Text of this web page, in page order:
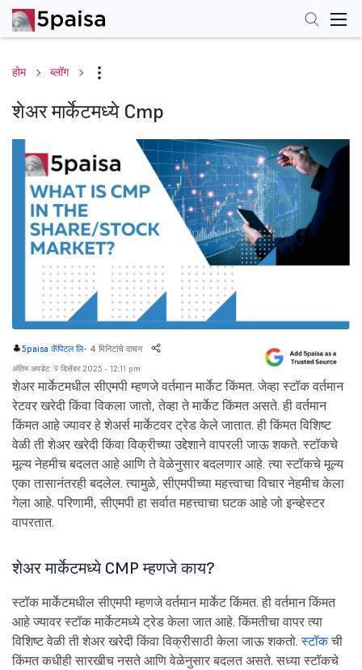
होम ब्लॉग
शेअर मार्केटमध्ये Cmp
5paisa कॅपिटल लि- 4 मिनिटांचे वाचन
अंतिम अपडेट: 9 डिसेंबर 2025 - 12:11 pm
शेअर मार्केटमधील सीएमपी म्हणजे वर्तमान मार्केट किंमत. जेव्हा स्टॉक वर्तमान
रेटवर खरेदी किंवा विकला जातो, तेव्हा ते मार्केट किंमत असते. ही वर्तमान
किंमत आहे ज्यावर हे शेअर्स मार्केटवर ट्रेड केले जातात. ही किंमत विशिष्ट
वेळी ती शेअर खरेदी किंवा विक्रीच्या उद्देशाने वापरली जाऊ शकते. स्टॉकचे
मूल्य नेहमीच बदलत आहे आणि ते वेळेनुसार बदलणार आहे. त्या स्टॉकचे मूल्य
एका तासानंतरही बदलेल. त्यामुळे, सीएमपीच्या महत्त्वाचा विचार नेहमीच केला
गेला आहे. परिणामी, सीएमपी हा सर्वात महत्त्वाचा घटक आहे जो इन्व्हेस्टर
वापरतात.
शेअर मार्केटमध्ये CMP म्हणजे काय?
स्टॉक मार्केटमधील सीएमपी म्हणजे वर्तमान मार्केट किंमत. ही वर्तमान किंमत
आहे ज्यावर स्टॉक मार्केटमध्ये ट्रेड केला जात आहे. किंमतीचा वापर त्या
विशिष्ट वेळी ती शेअर खरेदी किंवा विक्रीसाठी केला जाऊ शकतो.स्टॉकची
किंमत कधीही सारखीच नसते आणि वेळेनुसार बदलत असते. सध्या स्टॉकचे